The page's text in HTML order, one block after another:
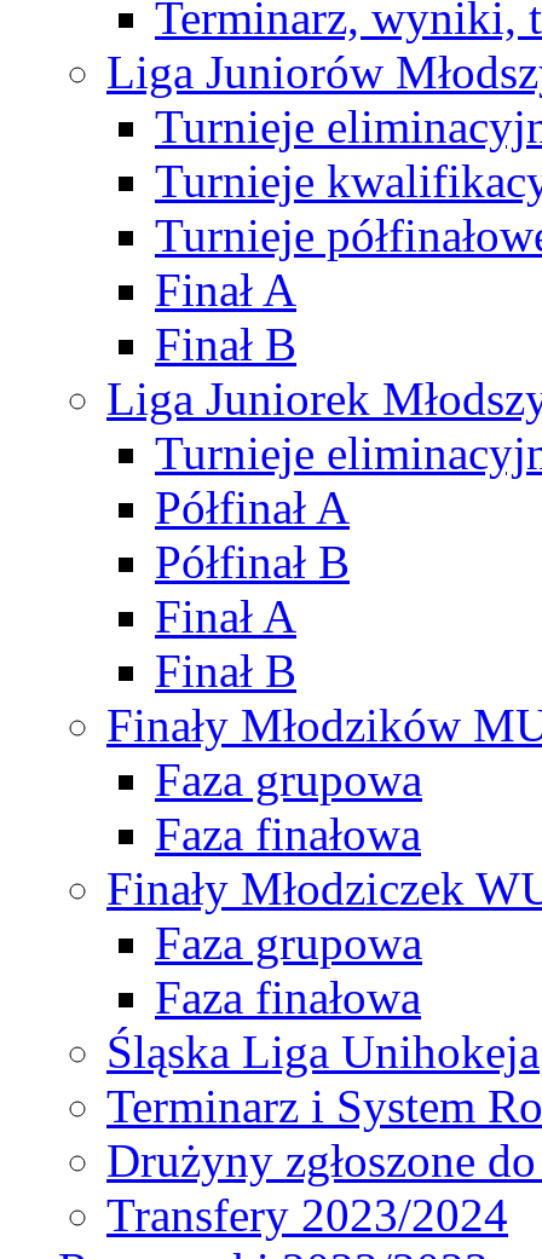
Terminarz, wyniki,
Liga Juniorów
Turnieje
Turnieje
Turnieje
Finał A
Finał B
Liga Juniorek
Turnieje
Półfinał A
Półfinał B
Finał A
Finał B
Finały Młodzików
Faza grupowa
Faza finałowa
Finały Młodziczek
Faza grupowa
Faza finałowa
Śląska Liga Unihokeja
Terminarz i System
Drużyny zgłoszone
Transfery 2023/2024